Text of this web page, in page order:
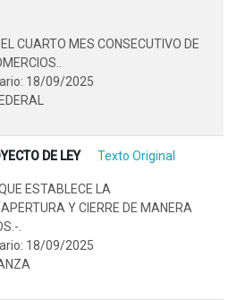
CUARTO MES CONSECUTIVO DE
18/09/2025
DE LEY Texto Original
ESTABLECE LA
Y CIERRE DE MANERA
.
18/09/2025